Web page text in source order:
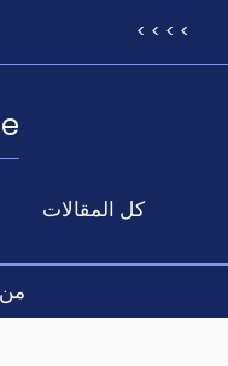
< < < <
كل المقالات